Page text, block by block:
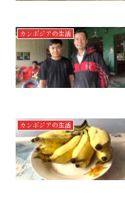
カンボジアの生活
カンボジアの生活